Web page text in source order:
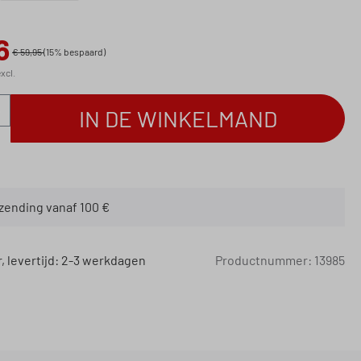
€ 59,95(15% bespaard)
Voer de gewenste
IN DE WINKELMAND
vanaf 100 €
levertijd: 2-3 werkdagen Productnummer: 13985